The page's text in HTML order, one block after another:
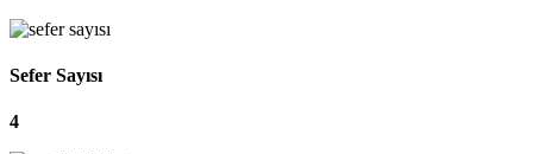
Sefer Sayısı
4